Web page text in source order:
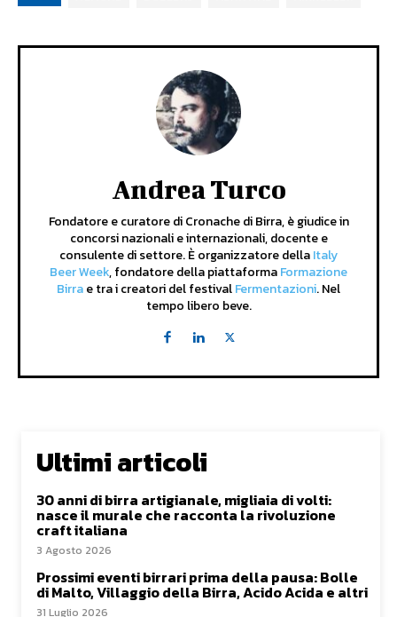
Andrea Turco
Fondatore e curatore di Cronache di Birra, è giudice in
concorsi nazionali e internazionali, docente e
consulente di settore. È organizzatore dellaItaly
Beer Week, fondatore della piattaformaFormazione
Birrae tra i creatori del festivalFermentazioni. Nel
tempo libero beve.
Ultimi articoli
30 anni di birra artigianale, migliaia di volti:
nasce il murale che racconta la rivoluzione
craft italiana
3 Agosto 2026
Prossimi eventi birrari prima della pausa: Bolle
di Malto, Villaggio della Birra, Acido Acida e altri
31 Luglio 2026